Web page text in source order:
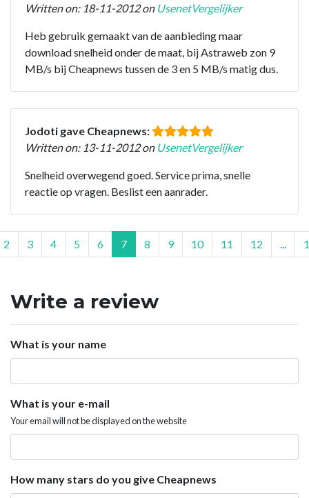
Written on: 18-11-2012 on UsenetVergelijker
Heb gebruik gemaakt van de aanbieding maar
download snelheid onder de maat, bij Astraweb zon 9
MB/s bij Cheapnews tussen de 3 en 5 MB/s matig dus.
Jodoti gave Cheapnews:
Written on: 13-11-2012 on UsenetVergelijker
Snelheid overwegend goed. Service prima, snelle
reactie op vragen. Beslist een aanrader.
2 3 4 5 6 7 8 9 10 11 12
Write a review
What is your name
What is your e-mail
Your email will not be displayed on the website
How many stars do you give Cheapnews